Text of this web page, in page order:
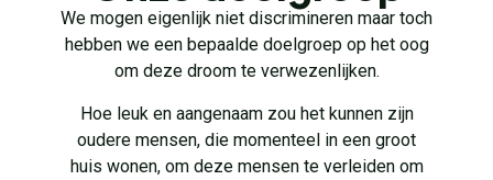
We mogen eigenlijk niet discrimineren maar toch
hebben we een bepaalde doelgroep op het oog
om deze droom te verwezenlijken.
Hoe leuk en aangenaam zou het kunnen zijn
oudere mensen, die momenteel in een groot
huis wonen, om deze mensen te verleiden om